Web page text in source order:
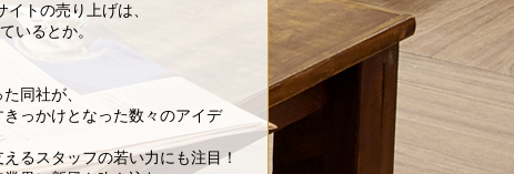
トの売り上げは、
いるとか。
同社が、
っかけとなった数々のアイデ
るスタッフの若い力にも注目！